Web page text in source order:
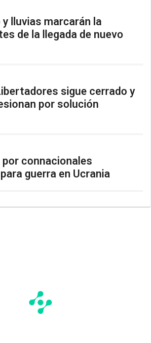
lluvias marcarán la
de la llegada de nuevo
sigue cerrado y
por solución
connacionales
guerra en Ucrania